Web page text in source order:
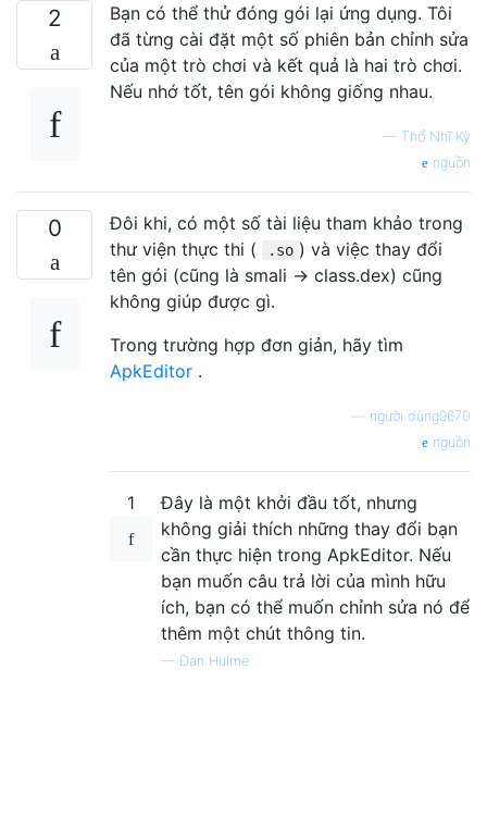
2
Bạn có thể thử đóng gói lại ứng dụng. Tôi
đã từng cài đặt một số phiên bản chỉnh sửa
của một trò chơi và kết quả là hai trò chơi.
Nếu nhớ tốt, tên gói không giống nhau.
— Thổ Nhĩ Kỳ
nguồn
0
Đôi khi, có một số tài liệu tham khảo trong
thư viện thực thi (
.so ) và việc thay đổi
tên gói (cũng là smali -> class.dex) cũng
không giúp được gì.
Trong trường hợp đơn giản, hãy tìm
ApkEditor .
người dùng9670
nguồn
1
Đây là một khởi đầu tốt, nhưng
không giải thích những thay đổi bạn
cần thực hiện trong ApkEditor. Nếu
bạn muốn câu trả lời của mình hữu
ích, bạn có thể muốn chỉnh sửa nó để
thêm một chút thông tin.
— Dan Hulme